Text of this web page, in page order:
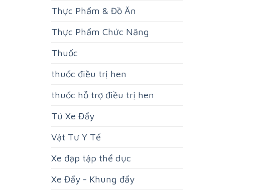
Thực Phẩm & Đồ Ăn
Thực Phẩm Chức Năng
Thuốc
thuốc điều trị hen
thuốc hỗ trợ điều trị hen
Tủ Xe Đẩy
Vật Tư Y Tế
Xe đạp tập thể dục
Xe Đẩy - Khung đẩy